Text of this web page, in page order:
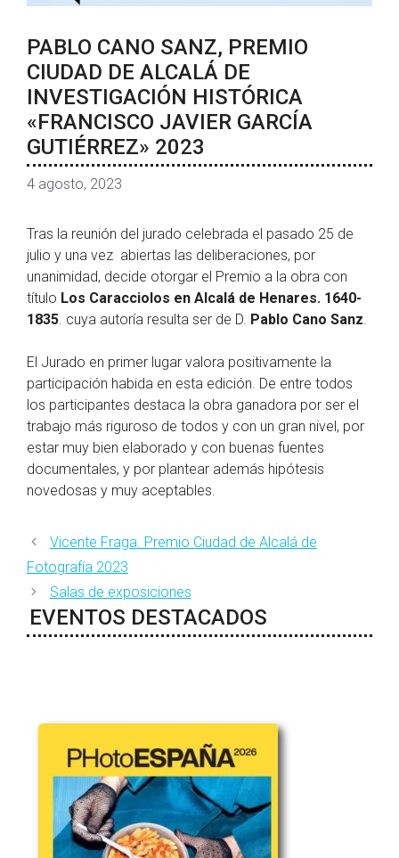
PABLO CANO SANZ, PREMIO
CIUDAD DE ALCALÁ DE
INVESTIGACIÓN HISTÓRICA
«FRANCISCO JAVIER GARCÍA
GUTIÉRREZ» 2023
4 agosto, 2023
Tras la reunión del jurado celebrada el pasado 25 de
julio y una vez abiertas las deliberaciones, por
unanimidad, decide otorgar el Premio a la obra con
título Los Caracciolos en Alcalá de Henares. 1640-
1835. cuya autoría resulta ser de D. Pablo Cano Sanz.
El Jurado en primer lugar valora positivamente la
participación habida en esta edición. De entre todos
los participantes destaca la obra ganadora por ser el
trabajo más riguroso de todos y con un gran nivel, por
estar muy bien elaborado y con buenas fuentes
documentales, y por plantear además hipótesis
novedosas y muy aceptables.
Vicente Fraga. Premio Ciudad de Alcalá de
Fotografía 2023
Salas de exposiciones
EVENTOS DESTACADOS